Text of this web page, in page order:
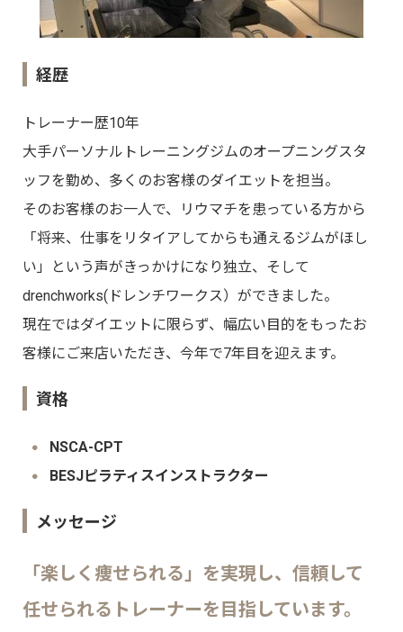
経歴
トレーナー歴10年
大手パーソナルトレーニングジムのオープニングスタ
ッフを勤め、多くのお客様のダイエットを担当。
そのお客様のお一人で、リウマチを患っている方から
「将来、仕事をリタイアしてからも通えるジムがほし
い」という声がきっかけになり独立、そして
drenchworks(ドレンチワークス）ができました。
現在ではダイエットに限らず、幅広い目的をもったお
客様にご来店いただき、今年で7年目を迎えます。
資格
NSCA-CPT
BESJピラティスインストラクター
メッセージ
「楽しく痩せられる」を実現し、信頼して
任せられるトレーナーを⽬指しています。